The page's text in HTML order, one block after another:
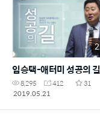
임승택-애터미 성공의 길
8,295 412
31
2019.05.21